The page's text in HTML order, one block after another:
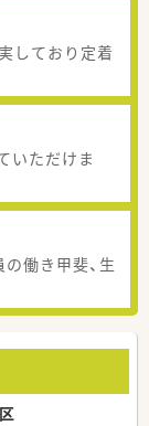
しており定着
いただけま
働き甲斐、生